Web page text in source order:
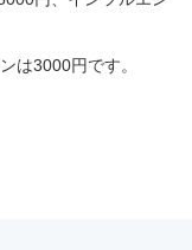
は3000円です。